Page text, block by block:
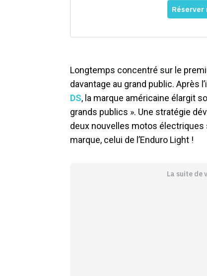
Longtemps concentré sur le
davantage au grand public. Après
DS, la marque américaine élargit
grands publics ». Une stratégie
deux nouvelles motos électriques
marque, celui de l’Enduro Light !
La suite de